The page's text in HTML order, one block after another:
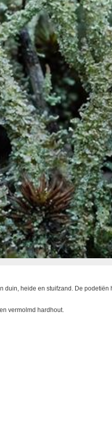
duin, heide en stuifzand. De
vermolmd hardhout.